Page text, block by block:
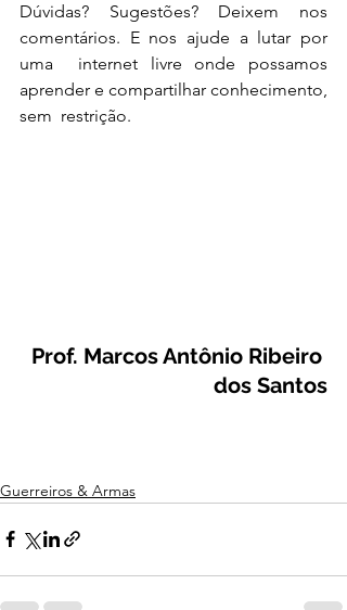
Dúvidas? Sugestões? Deixem nos
comentários. E nos ajude a lutar por
uma  internet livre onde possamos
aprender e compartilhar conhecimento,
sem  restrição.
Prof. Marcos Antônio Ribeiro
dos Santos
Guerreiros & Armas